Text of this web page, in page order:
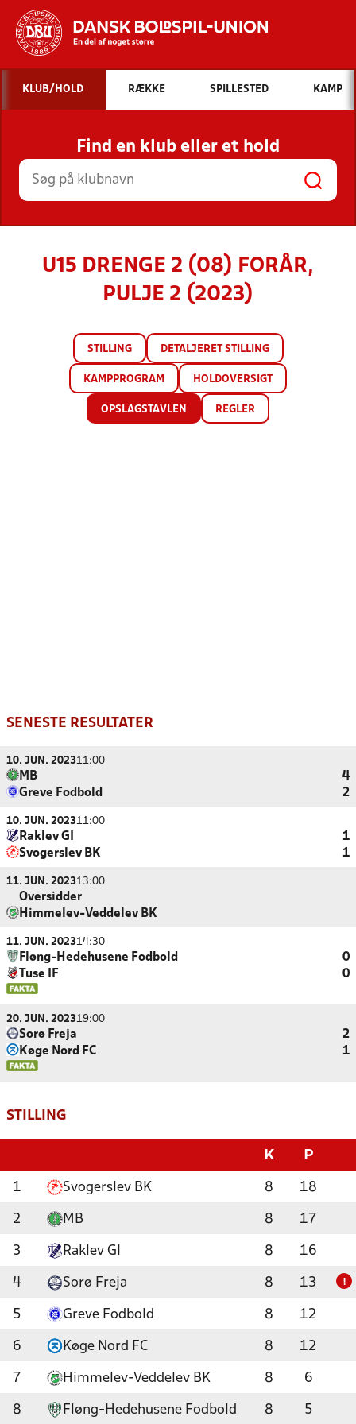
Hvad vil du søge efter?
INDHOLD OG NYHEDER
STILLINGER, RESULTATER, KLUBBER OG
HOLD
KLUB/HOLD RÆKKE SPILLESTED KAMP
Find en klub eller et hold
U15 DRENGE 2 (08) FORÅR,
PULJE 2 (2023)
STILLING DETALJERET STILLING
KAMPPROGRAM HOLDOVERSIGT
OPSLAGSTAVLEN REGLER
SENESTE RESULTATER
10. JUN. 202311:00
MB
4
Greve Fodbold
2
10. JUN. 202311:00
Raklev GI
1
Svogerslev BK
1
11. JUN. 202313:00
Oversidder
Himmelev-Veddelev BK
11. JUN. 202314:30
Fløng-Hedehusene Fodbold
0
Tuse IF
0
20. JUN. 202319:00
Sorø Freja
2
Køge Nord FC
1
STILLING
K P
1 Svogerslev BK 8 18
2 MB 8 17
3 Raklev GI 8 16
4 Sorø Freja 8 13 !
5 Greve Fodbold 8 12
6 Køge Nord FC 8 12
7 Himmelev-Veddelev BK 8 6
8 Fløng-Hedehusene Fodbold 8 5